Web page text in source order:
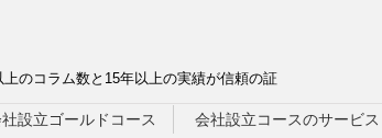
のコラム数と15年以上の実績が信頼の証
設立ゴールドコース
会社設立コースのサービス